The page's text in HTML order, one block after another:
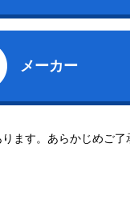
メーカー
ます。あらかじめご了